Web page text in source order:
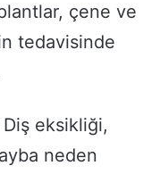
çene ve
tedavisinde
eksikliği,
neden